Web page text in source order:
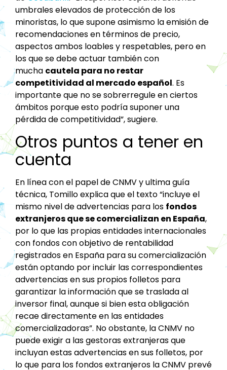
umbrales elevados de protección de los
minoristas, lo que supone asimismo la emisión de
recomendaciones en términos de precio,
aspectos ambos loables y respetables, pero en
los que se debe actuar también con
mucha cautela para no restar
competitividad al mercado español. Es
importante que no se sobrerregule en ciertos
ámbitos porque esto podría suponer una
pérdida de competitividad”, sugiere.
Otros puntos a tener en
cuenta
En línea con el papel de CNMV y ultima guía
técnica, Tomillo explica que el texto “incluye el
mismo nivel de advertencias para los fondos
extranjeros que se comercializan en España,
por lo que las propias entidades internacionales
con fondos con objetivo de rentabilidad
registrados en España para su comercialización
están optando por incluir las correspondientes
advertencias en sus propios folletos para
garantizar la información que se traslada al
inversor final, aunque si bien esta obligación
recae directamente en las entidades
comercializadoras”. No obstante, la CNMV no
puede exigir a las gestoras extranjeras que
incluyan estas advertencias en sus folletos, por
lo que para los fondos extranjeros la CNMV prevé